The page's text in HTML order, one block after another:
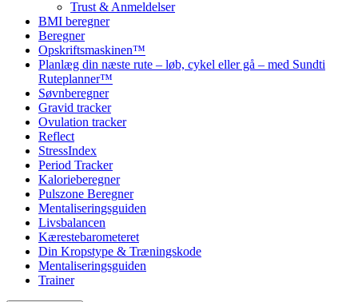
Trust & Anmeldelser
BMI beregner
Beregner
Opskriftsmaskinen™
Planlæg din næste rute – løb, cykel eller gå – med Sundti
Ruteplanner™
Søvnberegner
Gravid tracker
Ovulation tracker
Reflect
StressIndex
Period Tracker
Kalorieberegner
Pulszone Beregner
Mentaliseringsguiden
Livsbalancen
Kærestebarometeret
Din Kropstype & Træningskode
Mentaliseringsguiden
Trainer